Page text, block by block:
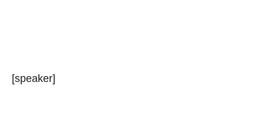
[speaker]